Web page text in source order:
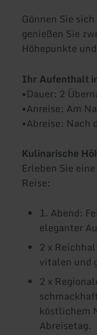
Gönnen Sie
genießen Sie
Höhepunkte
Ihr Aufenthalt
•Dauer: 2
•Anreise: Am
•Abreise: Nach
Kulinarische
Erleben Sie
Reise:
1. Abend:
eleganter
2 x
vitalen und
2 x
köstlichem
Abreisetag.